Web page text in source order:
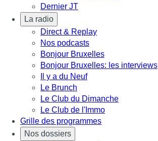
Dernier JT
La radio
Direct & Replay
Nos podcasts
Bonjour Bruxelles
Bonjour Bruxelles: les interviews
Il y a du Neuf
Le Brunch
Le Club du Dimanche
Le Club de l'Immo
Grille des programmes
Nos dossiers